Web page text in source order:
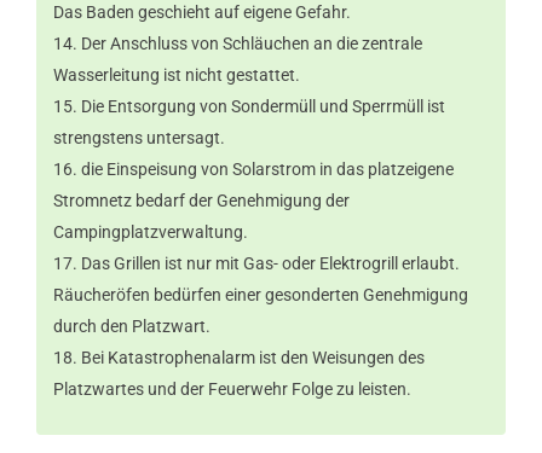
Das Baden geschieht auf eigene Gefahr.
Der Anschluss von Schläuchen an die zentrale
Wasserleitung ist nicht gestattet.
Die Entsorgung von Sondermüll und Sperrmüll ist
strengstens untersagt.
die Einspeisung von Solarstrom in das platzeigene
Stromnetz bedarf der Genehmigung der
Campingplatzverwaltung.
Das Grillen ist nur mit Gas- oder Elektrogrill erlaubt.
Räucheröfen bedürfen einer gesonderten Genehmigung
durch den Platzwart.
Bei Katastrophenalarm ist den Weisungen des
Platzwartes und der Feuerwehr Folge zu leisten.